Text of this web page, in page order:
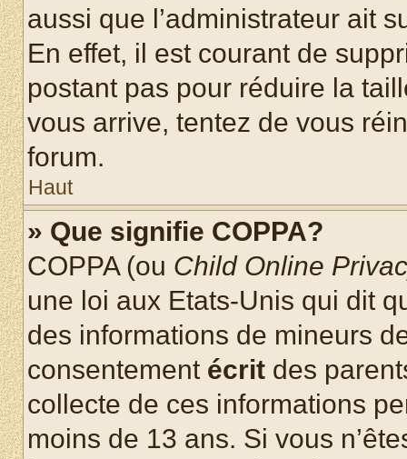
aussi que l’administrateur ait
En effet, il est courant de
postant pas pour réduire la
vous arrive, tentez de vous
forum.
Haut
» Que signifie COPPA?
COPPA (ou Child Online
une loi aux Etats-Unis qui dit
des informations de mineurs
consentement écrit des
collecte de ces informations
moins de 13 ans. Si vous